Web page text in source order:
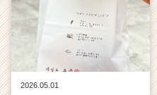
2026.05.01